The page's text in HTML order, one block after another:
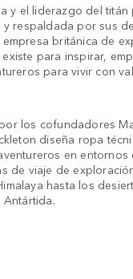
y el liderazgo del titán
y respaldada por sus
empresa británica de
para inspirar,
para vivir con
los cofundadores
diseña ropa
en entornos
de viaje de
hasta los